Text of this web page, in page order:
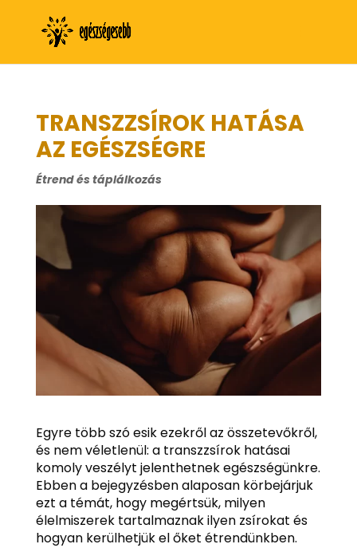
TRANSZZSÍROK HATÁSA
AZ EGÉSZSÉGRE
Étrend és táplálkozás
Egyre több szó esik ezekről az összetevőkről,
és nem véletlenül: a transzzsírok hatásai
komoly veszélyt jelenthetnek egészségünkre.
Ebben a bejegyzésben alaposan körbejárjuk
ezt a témát, hogy megértsük, milyen
élelmiszerek tartalmaznak ilyen zsírokat és
hogyan kerülhetjük el őket étrendünkben.